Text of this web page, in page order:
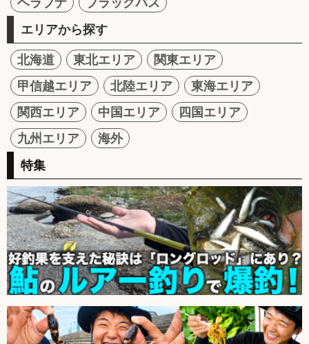
エリアから探す
北海道 東北エリア
関東エリア
甲信越エリア
北陸エリア
東海エリア
関西エリア
中国エリア
四国エリア
九州エリア
海外
特集